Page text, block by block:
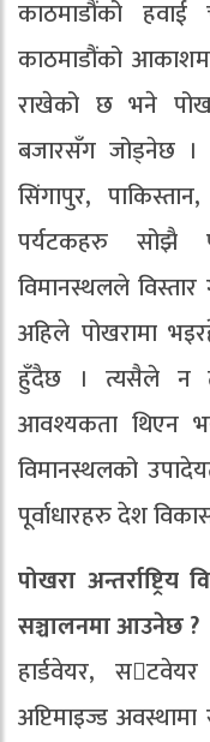
काठमाडौंको
काठमाडौंको
राखेको छ भने
बजारसँग जोड्नेछ ।
सिंगापुर,
पर्यटकहरु सोझै
विमानस्थलले
अहिले पोखरामा
हुँदैछ । त्यसैले न त
आवश्यकता थिएन
विमानस्थलको
पूर्वाधारहरु देश
पोखरा
सञ्चालनमा आउनेछ ?
हार्डवेयर,
अप्टिमाइज्ड अवस्थामा